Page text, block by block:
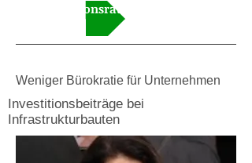
Video Kantonsrat
Weniger Bürokratie für Unternehmen
Investitionsbeiträge bei
Infrastrukturbauten